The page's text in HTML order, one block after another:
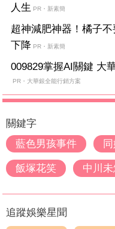
人生 PR・新素簡
超神減肥神器！橘子
下降 PR・新素簡
009829掌握AI關鍵 大
PR・大華銀全能行銷方案
關鍵字
藍色男孩事件
飯塚花笑 中川未
追蹤娛樂星聞